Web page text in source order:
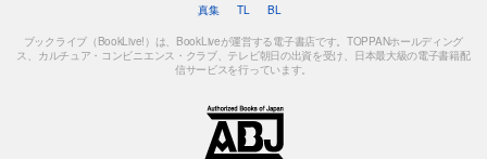
真集
TL BL
ブックライブ（BookLive!）は、BookLiveが運営する電子書店です。TOPPANホールディング
ス、カルチュア・コンビニエンス・クラブ、テレビ朝日の出資を受け、日本最大級の電子書籍配
信サービスを行っています。